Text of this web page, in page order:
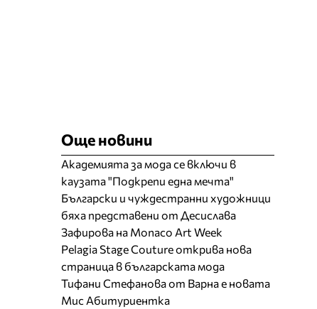
Още новини
Академията за мода се включи в
каузата "Подкрепи една мечта"
Български и чуждестранни художници
бяха представени от Десислава
Зафирова на Monaco Art Week
Pelagia Stage Couture открива нова
страница в българската мода
Тифани Стефанова от Варна е новата
Мис Абитуриентка